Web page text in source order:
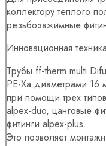
коллектору теплого
резьбозажимные
Инновационная
Трубы ff-therm multi
PE-Xa диаметрами
при помощи трех
alpex-duo, цанговые
фитинги alpex-plus.
Это позволяет